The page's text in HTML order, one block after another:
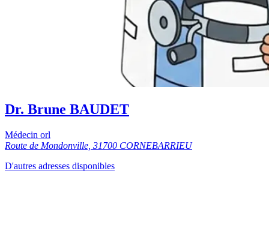
Dr. Brune BAUDET
Médecin orl
Route de Mondonville, 31700 CORNEBARRIEU
D'autres adresses disponibles